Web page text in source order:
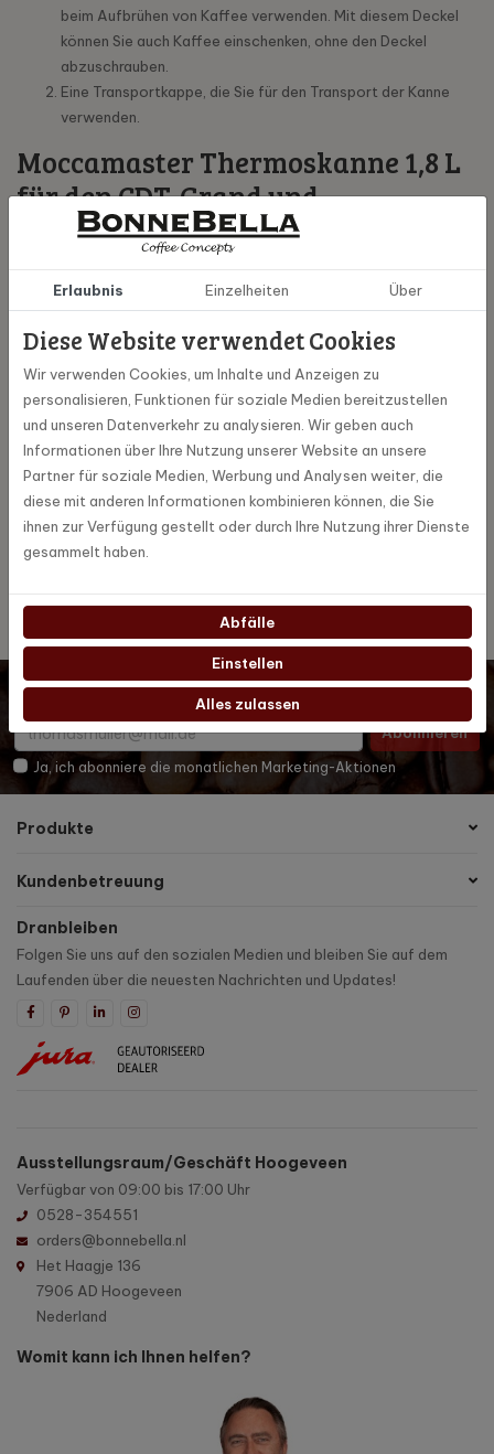
beim Aufbrühen von Kaffee verwenden. Mit diesem Deckel
können Sie auch Kaffee einschenken, ohne den Deckel
abzuschrauben.
Eine Transportkappe, die Sie für den Transport der Kanne
verwenden.
Moccamaster Thermoskanne 1,8 L
für den CDT-Grand und
Thermoserve
Thermoserve geeignet.
Spezifikationen
Marke MoccaMaster
Möchten Sie auf dem Laufenden bleiben? Dann melden Sie
sich für unseren digitalen Newsletter an!
Abonnieren
Ja, ich abonniere die monatlichen Marketing-Aktionen
Produkte
Kundenbetreuung
Dranbleiben
Folgen Sie uns auf den sozialen Medien und bleiben Sie auf dem
Laufenden über die neuesten Nachrichten und Updates!
Ausstellungsraum/Geschäft Hoogeveen
Verfügbar von 09:00 bis 17:00 Uhr
0528-354551
orders@bonnebella.nl
Het Haagje 136
7906 AD Hoogeveen
Nederland
Womit kann ich Ihnen helfen?
Erlaubnis Einzelheiten Über
Diese Website verwendet Cookies
Wir verwenden Cookies, um Inhalte und Anzeigen zu
personalisieren, Funktionen für soziale Medien bereitzustellen
und unseren Datenverkehr zu analysieren. Wir geben auch
Informationen über Ihre Nutzung unserer Website an unsere
Partner für soziale Medien, Werbung und Analysen weiter, die
diese mit anderen Informationen kombinieren können, die Sie
ihnen zur Verfügung gestellt oder durch Ihre Nutzung ihrer Dienste
gesammelt haben.
Abfälle
Einstellen
Alles zulassen